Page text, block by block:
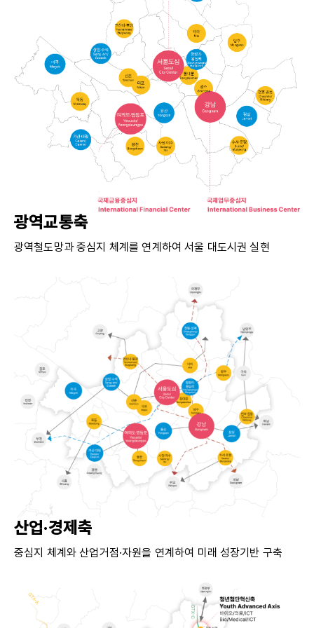
광역교통축
광역철도망과 중심지 체계를 연계하여 서울 대도시권 실현
산업·경제축
중심지 체계와 산업거점·자원을 연계하여 미래 성장기반 구축